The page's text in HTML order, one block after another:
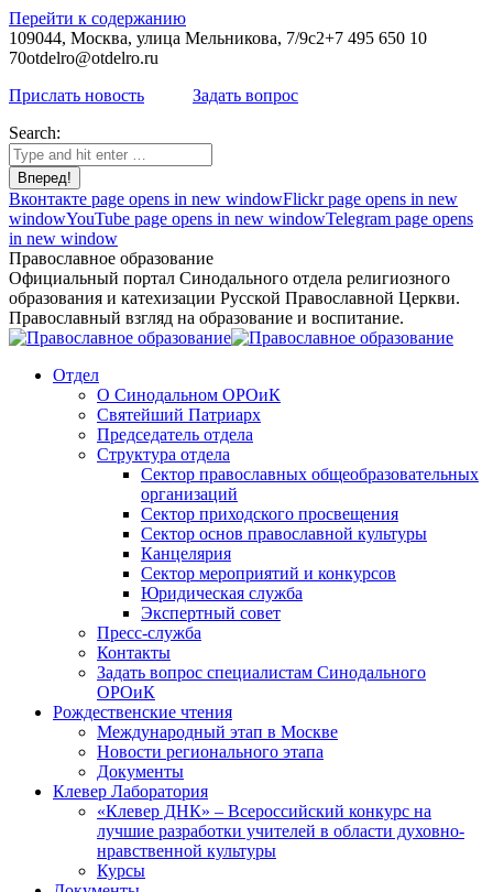
Перейти к содержанию
109044, Москва, улица Мельникова, 7/9с2+7 495 650 10
70otdelro@otdelro.ru
Прислать новость
Задать вопрос
Search:
Вконтакте page opens in new windowFlickr page opens in new
windowYouTube page opens in new windowTelegram page opens
in new window
Православное образование
Официальный портал Синодального отдела религиозного
образования и катехизации Русской Православной Церкви.
Православный взгляд на образование и воспитание.
Отдел
О Синодальном ОРОиК
Святейший Патриарх
Председатель отдела
Структура отдела
Сектор православных общеобразовательных
организаций
Сектор приходского просвещения
Сектор основ православной культуры
Канцелярия
Сектор мероприятий и конкурсов
Юридическая служба
Экспертный совет
Пресс-служба
Контакты
Задать вопрос специалистам Синодального
ОРОиК
Рождественские чтения
Международный этап в Москве
Новости регионального этапа
Документы
Клевер Лаборатория
«Клевер ДНК» – Всероссийский конкурс на
лучшие разработки учителей в области духовно-
нравственной культуры
Курсы